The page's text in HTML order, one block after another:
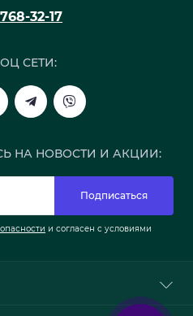
32-17
СЕТИ:
НА НОВОСТИ И АКЦИИ:
Подписаться
и согласен с условиями